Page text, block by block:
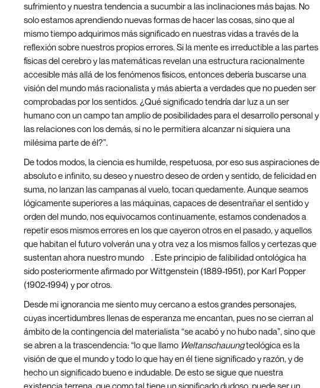
sufrimiento y nuestra tendencia a sucumbir a las inclinaciones más bajas. No
solo estamos aprendiendo nuevas formas de hacer las cosas, sino que al
mismo tiempo adquirimos más significado en nuestras vidas a través de la
reflexiónsobre nuestros propios errores. Si la mente es irreductible a las partes
físicas del cerebro y las matemáticas revelan una estructura racionalmente
accesible más allá de los fenómenos físicos, entonces debería buscarse una
visión del mundo más racionalista y más abierta a verdades que no pueden ser
comprobadas por los sentidos. ¿Qué significado tendría dar luz a un ser
humano con un campo tan amplio de posibilidades para el desarrollo personal y
las relaciones con los demás, si no le permitiera alcanzar ni siquiera una
milésima parte de él?”.
De todos modos, la ciencia es humilde, respetuosa, por eso sus aspiraciones de
absoluto e infinito, su deseo y nuestro deseo de orden y sentido, de felicidad en
suma, no lanzan las campanas al vuelo, tocan quedamente. Aunque seamos
lógicamente superiores a las máquinas, capaces de desentrañar el sentido y
orden del mundo, nos equivocamos continuamente, estamos condenados a
repetir esos mismos errores en los que cayeron otros en el pasado, y aquellos
que habitan el futuro volverán una y otra vez a los mismos fallos y certezas que
sustentan ahora nuestro mundo
. Este principio de falibilidad ontológica ha
sido posteriormente afirmado por Wittgenstein (1889-1951), por Karl Popper
(1902-1994) y por otros.
Desde mi ignorancia me siento muy cercano a estos grandes personajes,
cuyas incertidumbres llenas de esperanza me encantan, pues no se cierran al
ámbito de la contingencia del materialista “se acabó y no hubo nada”, sino que
se abren a la trascendencia: “lo que llamo Weltanschauungteológica es la
visión de que el mundo y todo lo que hay en él tiene significado y razón, y de
hecho un significado bueno e indudable. De esto se sigue que nuestra
existencia terrena, que como tal tiene un significado dudoso, puede ser un